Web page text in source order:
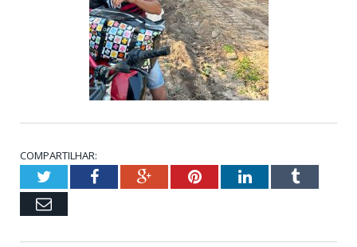
COMPARTILHAR:
TwitterFacebookGoogle+PinterestLinkedInTumblr
Email